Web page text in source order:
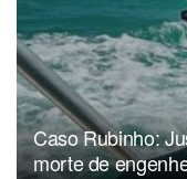
Caso Rubinho:
morte de